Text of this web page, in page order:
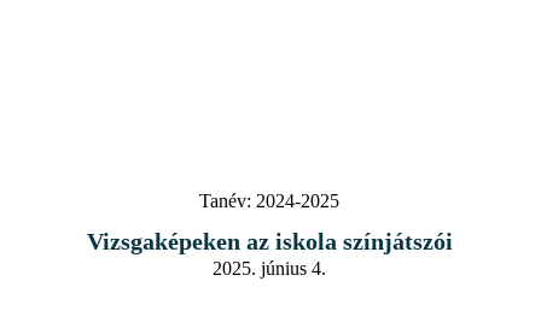
Tanév: 2024-2025
Vizsgaképeken az iskola színjátszói
2025. június 4.